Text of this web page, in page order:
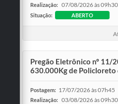
Realização: 07/08/2026 às 09h30
Situação: ABERTO
Pregão Eletrônico nº 11/
630.000Kg de
Postagem: 17/07/2026 às 07h45
Realização: 03/08/2026 às 09h30